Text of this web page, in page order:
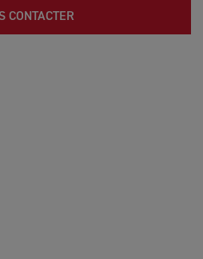
CONTACTER